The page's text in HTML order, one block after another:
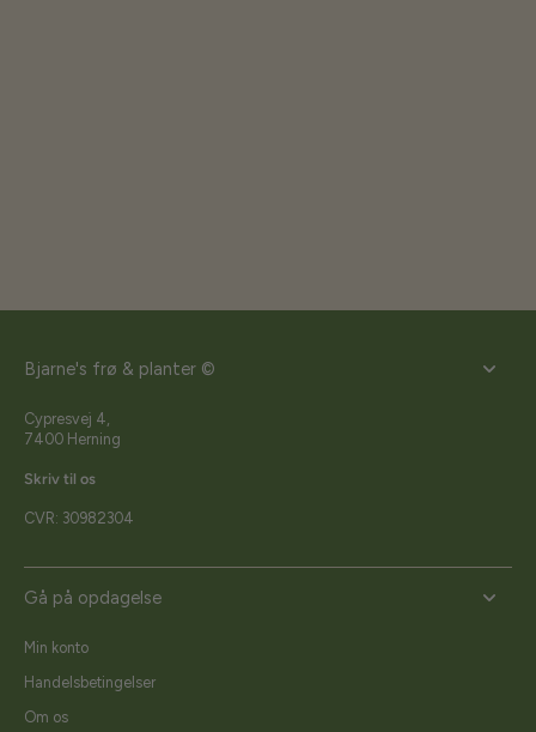
Bjarne's frø & planter ©
Cypresvej 4,
7400 Herning
Skriv til os
CVR: 30982304
Gå på opdagelse
Min konto
Handelsbetingelser
Om os